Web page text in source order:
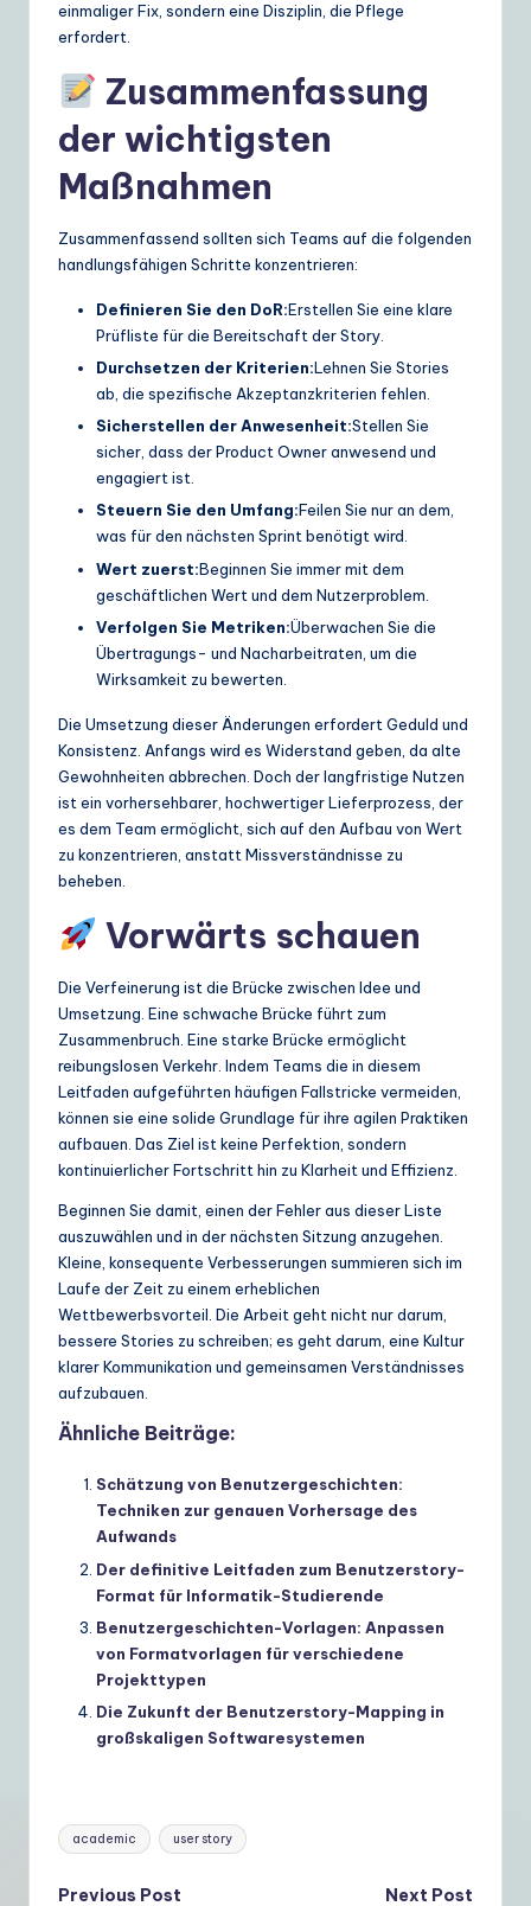
einmaliger Fix, sondern eine Disziplin, die Pflege
erfordert.
Zusammenfassung
der wichtigsten
Maßnahmen
Zusammenfassend sollten sich Teams auf die folgenden
handlungsfähigen Schritte konzentrieren:
Definieren Sie den DoR:Erstellen Sie eine klare
Prüfliste für die Bereitschaft der Story.
Durchsetzen der Kriterien:Lehnen Sie Stories
ab, die spezifische Akzeptanzkriterien fehlen.
Sicherstellen der Anwesenheit:Stellen Sie
sicher, dass der Product Owner anwesend und
engagiert ist.
Steuern Sie den Umfang:Feilen Sie nur an dem,
was für den nächsten Sprint benötigt wird.
Wert zuerst:Beginnen Sie immer mit dem
geschäftlichen Wert und dem Nutzerproblem.
Verfolgen Sie Metriken:Überwachen Sie die
Übertragungs- und Nacharbeitraten, um die
Wirksamkeit zu bewerten.
Die Umsetzung dieser Änderungen erfordert Geduld und
Konsistenz. Anfangs wird es Widerstand geben, da alte
Gewohnheiten abbrechen. Doch der langfristige Nutzen
ist ein vorhersehbarer, hochwertiger Lieferprozess, der
es dem Team ermöglicht, sich auf den Aufbau von Wert
zu konzentrieren, anstatt Missverständnisse zu
beheben.
Vorwärts schauen
Die Verfeinerung ist die Brücke zwischen Idee und
Umsetzung. Eine schwache Brücke führt zum
Zusammenbruch. Eine starke Brücke ermöglicht
reibungslosen Verkehr. Indem Teams die in diesem
Leitfaden aufgeführten häufigen Fallstricke vermeiden,
können sie eine solide Grundlage für ihre agilen Praktiken
aufbauen. Das Ziel ist keine Perfektion, sondern
kontinuierlicher Fortschritt hin zu Klarheit und Effizienz.
Beginnen Sie damit, einen der Fehler aus dieser Liste
auszuwählen und in der nächsten Sitzung anzugehen.
Kleine, konsequente Verbesserungen summieren sich im
Laufe der Zeit zu einem erheblichen
Wettbewerbsvorteil. Die Arbeit geht nicht nur darum,
bessere Stories zu schreiben; es geht darum, eine Kultur
klarer Kommunikation und gemeinsamen Verständnisses
aufzubauen.
Ähnliche Beiträge:
Schätzung von Benutzergeschichten:
Techniken zur genauen Vorhersage des
Aufwands
Der definitive Leitfaden zum Benutzerstory-
Format für Informatik-Studierende
Benutzergeschichten-Vorlagen: Anpassen
von Formatvorlagen für verschiedene
Projekttypen
Die Zukunft der Benutzerstory-Mapping in
großskaligen Softwaresystemen
Tags:
academic user story
Previous Post Next Post